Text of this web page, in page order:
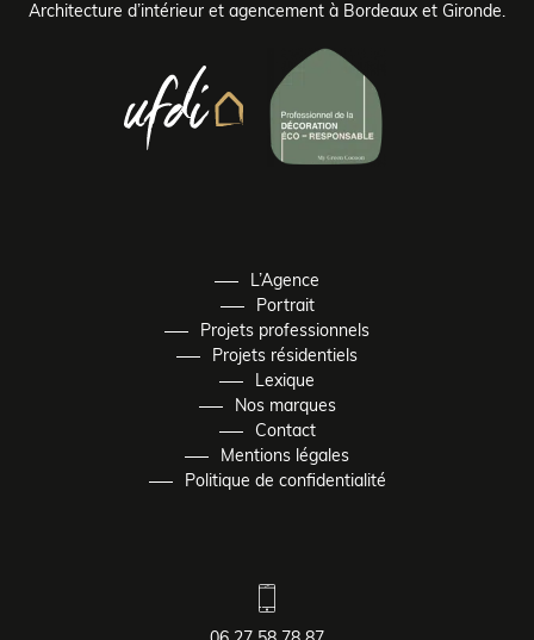
Architecture d’intérieur et agencement à Bordeaux et Gironde.
L’Agence
Portrait
Projets professionnels
Projets résidentiels
Lexique
Nos marques
Contact
Mentions légales
Politique de confidentialité